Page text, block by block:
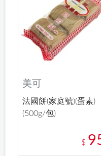
美可
法國餅(家庭號)(蛋素)
(500g/包)
$